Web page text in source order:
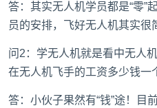
答：其实无人机学员都是“零”
员的安排，飞好无人机其实很
问2：学无人机就是看中无人
在无人机飞手的工资多少钱一
答：小伙子果然有“钱”途！目